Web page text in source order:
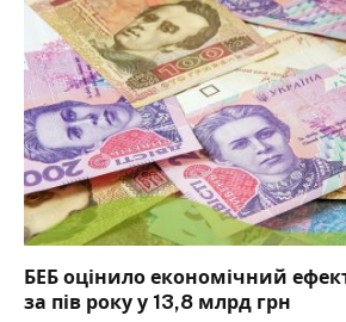
БЕБ оцінило економічний ефект
за пів року у 13,8 млрд грн